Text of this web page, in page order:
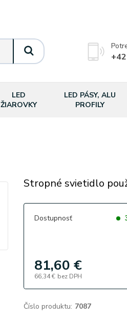
LED
ŽIAROVKY
LED PÁSY, ALU
PROFILY
Stropné svietidlo
Dostupnosť
81,60 €
66,34 € bez DPH
Číslo produktu: 7087